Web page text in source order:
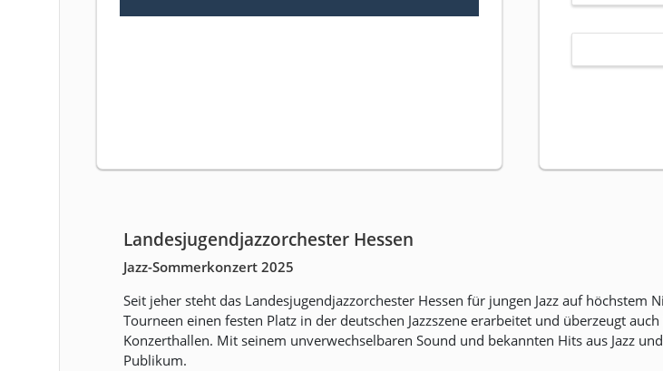
Landesjugendjazzorchester Hessen
Jazz-Sommerkonzert 2025
Seit jeher steht das Landesjugendjazzorchester Hessen für jungen Jazz auf höchstem
Tourneen einen festen Platz in der deutschen Jazzszene erarbeitet und überzeugt
Konzerthallen. Mit seinem unverwechselbaren Sound und bekannten Hits aus Jazz
Publikum.